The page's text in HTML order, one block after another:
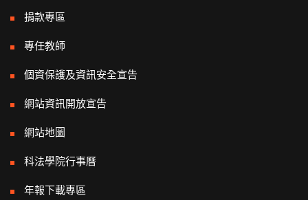
捐款專區
專任教師
個資保護及資訊安全宣告
網站資訊開放宣告
網站地圖
科法學院行事曆
年報下載專區